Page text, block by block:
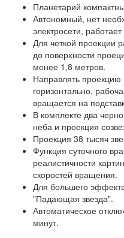
Планетарий
Автономный, нет
электросети,
Для четкой проекции
до поверхности
менее 1,8 метров.
Направлять
горизонтально,
вращается на
В комплекте два
неба и проекция
Проекция 38 тысяч
Функция суточного
реалистичности
скоростей вращения.
Для большего
"Падающая звезда".
Автоматическое
минут.